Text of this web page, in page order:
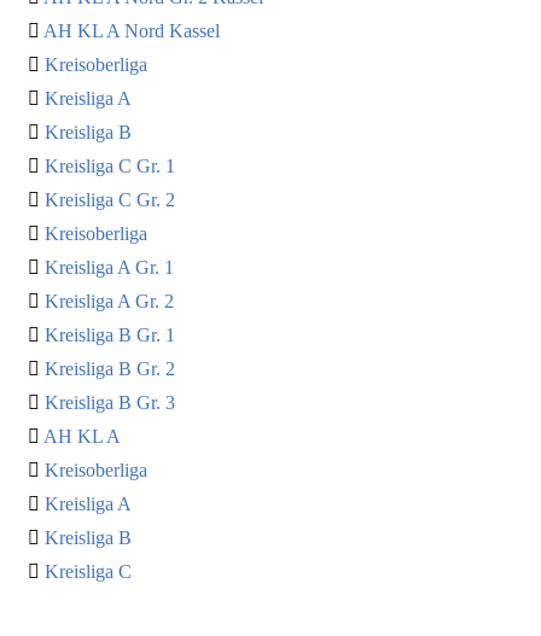
AH KL A Nord Kassel
Kreisoberliga
Kreisliga A
Kreisliga B
Kreisliga C Gr. 1
Kreisliga C Gr. 2
Kreisoberliga
Kreisliga A Gr. 1
Kreisliga A Gr. 2
Kreisliga B Gr. 1
Kreisliga B Gr. 2
Kreisliga B Gr. 3
AH KL A
Kreisoberliga
Kreisliga A
Kreisliga B
Kreisliga C